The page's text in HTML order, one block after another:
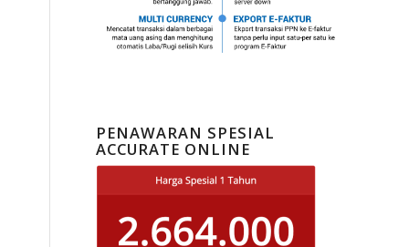
PENAWARAN SPESIAL
ACCURATE ONLINE